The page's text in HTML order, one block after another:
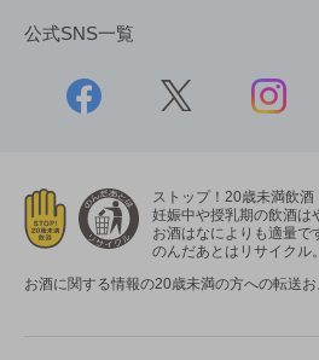
公式SNS一覧
ストップ！20歳未満飲酒
妊娠中や授乳期の飲酒は
お酒はなによりも適量で
のんだあとはリサイクル。
お酒に関する情報の20歳未満の方への転送お